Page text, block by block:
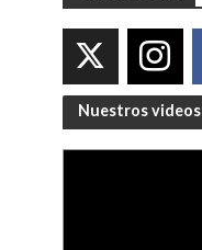
Nuestros videos